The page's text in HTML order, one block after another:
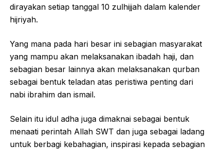
dirayakan setiap tanggal 10 zulhijjah dalam kalender
hijriyah.
Yang mana pada hari besar ini sebagian masyarakat
yang mampu akan melaksanakan ibadah haji, dan
sebagian besar lainnya akan melaksanakan qurban
sebagai bentuk teladan atas peristiwa penting dari
nabi ibrahim dan ismail.
Selain itu idul adha juga dimaknai sebagai bentuk
menaati perintah Allah SWT dan juga sebagai ladang
untuk berbagi kebahagian, inspirasi kepada sebagian